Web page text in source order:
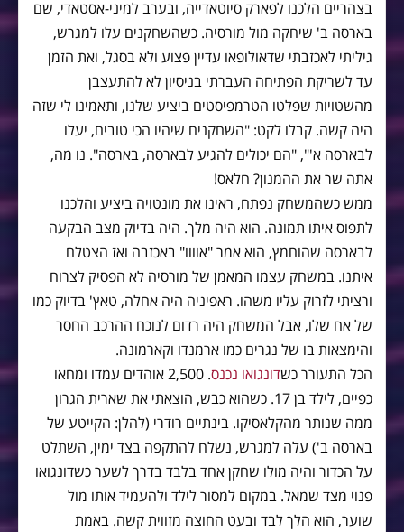
בצהריים הלכנו לפארק סיוטאדייה, ובערב למיני-אסטאדי, שם
בארסה ב' שיחקה מול מורסיה. כשהשחקנים עלו למגרש,
גיליתי לאכזבתי שדאולופאו עדיין פצוע ולא בסגל, ואת הזמן
עד לשריקת הפתיחה העברתי בניסיון לא להתעצבן
מהשטויות שפלטו הטרמפיסטים ביציע שלנו, ותאמינו לי שזה
היה קשה. קבלו לקט: "השחקנים שיהיו הכי טובים, יעלו
לבארסה א'", "הם יכולים להגיע לבארסה, בארסה". נו מה,
אתה שר את ההמנון? חלאס!
ממש כשהמשחק נפתח, ראינו את מונטויה ביציע והלכנו
לתפוס איתו תמונה. הוא היה מלך. היה בדיוק מצב הבקעה
לבארסה שהוחמץ, הוא אמר "אוווו" באכזבה ואז הצטלם
איתנו. במשחק עצמו המאמן של מורסיה לא הפסיק לצרוח
ורציתי לזרוק עליו משהו. ראפיניה היה אחלה, טאץ' בדיוק כמו
של אח שלו, אבל המשחק היה רדום לנוכח ההרכב החסר
והימצאות בו של נגרים כמו ארמנדו וקארמונה.
הכל התעורר כשדונגואו נכנס
. 2,500 אוהדים עמדו ומחאו
כפיים, לילד בן 17. כשהוא כבש, הוצאתי את שארית הגרון
ממה שנותר מהקלאסיקו. בינתיים רודרי (להלן: הקייטע של
בארסה ב') עלה למגרש, נשלח להתקפה בצד ימין, השתלט
על הכדור והיה מולו שחקן אחד בלבד בדרך לשער כשדונגואו
פנוי מצד שמאל. במקום למסור לילד ולהעמיד אותו מול
שוער, הוא הלך לבד ובעט החוצה מזווית קשה. באמת